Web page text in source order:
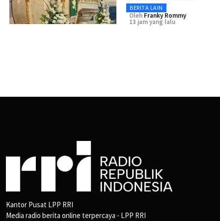
BERITA LAIN
Oleh Franky Rommy
13 jam yang lalu
Kantor Pusat LPP RRI
Media radio berita online terpercaya - LPP RRI